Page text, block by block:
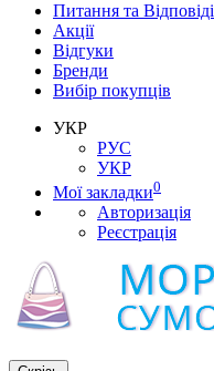
Питання та Відповіді
Акції
Відгуки
Бренди
Вибір покупців
УКР
РУС
УКР
Мої закладки0
Авторизація
Реєстрація